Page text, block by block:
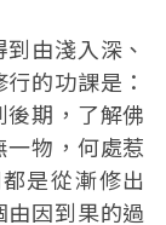
由淺入深、
的功課是：
後期，了解佛
物，何處惹
是從漸修出
因到果的過